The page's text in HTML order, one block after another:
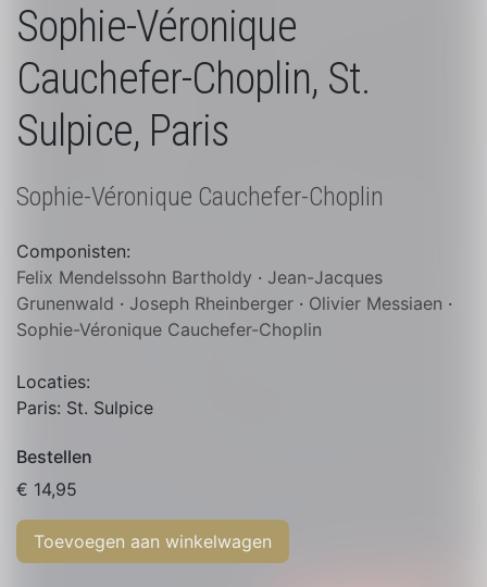
Sophie-Véronique
Cauchefer-Choplin, St.
Sulpice, Paris
Sophie-Véronique Cauchefer-Choplin
Componisten:
Felix Mendelssohn Bartholdy · Jean-Jacques
Grunenwald · Joseph Rheinberger · Olivier Messiaen ·
Sophie-Véronique Cauchefer-Choplin
Locaties:
Paris: St. Sulpice
Bestellen
€ 14,95
Toevoegen aan winkelwagen